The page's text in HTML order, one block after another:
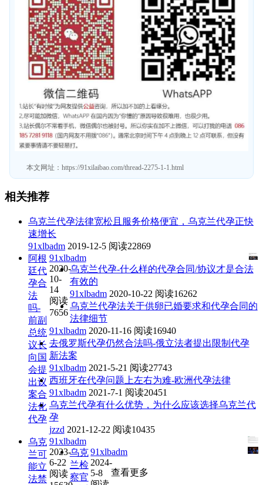
本文网址： https://91xilaibao.com/thread-2275-1-1.html
相关推荐
乌克兰代孕法律宽松且服务价格便宜，乌克兰代孕正快
速增长
91xlbadm 2019-12-5 阅读22869
阿根
廷代
孕合
法
吗-
前副
总统
议长
向国
会提
出议
案合
法化
代孕
91xlbadm
2020-
10-
14
阅读
7656
乌克兰代孕-什么样的代孕合同/协议才是合法
有效的
91xlbadm 2020-10-22 阅读16262
乌克兰代孕法关于供卵已婚要求和代孕合同的
法律细节
91xlbadm 2020-11-16 阅读16940
去俄罗斯代孕仍然合法吗-俄立法者提出限制代孕
新法案
91xlbadm 2021-5-21 阅读27743
西班牙在代孕问题上左右为难-欧洲代孕法律
91xlbadm 2021-7-1 阅读20451
乌克兰代孕有什么优势，为什么应该选择乌克兰代
孕
jzzd 2021-12-22 阅读10435
乌克
兰可
能立
法禁
91xlbadm
2023-
6-22
阅读
乌克
兰检
察官
91xlbadm
2024-
5-8
查看更多